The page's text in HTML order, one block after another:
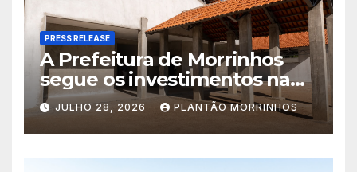
PRESS RELEASE
A Prefeitura de Morrinhos
segue os investimentos na
educação. A obra da Escola
Municipal Eudóxio de
Figueiredo avança em ritmo
acelerado e já ganha forma.
JULHO 28, 2026 PLANTÃO MORRINHOS